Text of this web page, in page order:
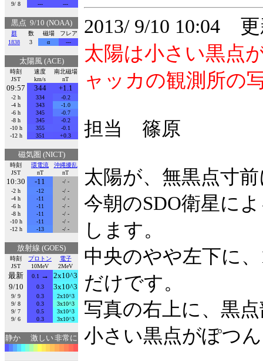
9/ 8
--- ---
黒点 9/10 (NOAA)
群 数 磁場
フレア
1838
3 α ---
太陽風 (ACE)
時刻
JST
速度
km/s
南北磁場
nT
09:57 344 +1.1
-2 h 334
-0.2
-4 h
343
-1.0
-6 h
345
-0.7
-8 h
345
-0.2
-10 h
355
-0.1
-12 h
351 +0.3
磁気圏 (NICT)
時刻
JST
環電流
nT
沖縄擾乱
nT
10:30 -11
-/ -
-2 h
-12
-/ -
-4 h
-11
-/ -
-6 h
-11
-/ -
-8 h
-11
-/ -
-10 h
-11
-/ -
-12 h
-13 -/ -
放射線 (GOES)
時刻
JST
プロトン
10MeV
電子
2MeV
最新 0.1→
2x10^3
9/10
0.3 3x10^3
9/ 9 0.3
2x10^3
9/ 8
0.3
3x10^3
9/ 7
0.5
3x10^3
9/ 6
0.3 3x10^3
静か 激しい非常に
2013/ 9/10 10:04
太陽は小さい黒点
ャッカの観測所の
担当 篠原
太陽が、無黒点寸
今朝のSDO衛星に
します。
中央のやや左下に
だけです。
写真の右上に、黒
小さい黒点がぽつ